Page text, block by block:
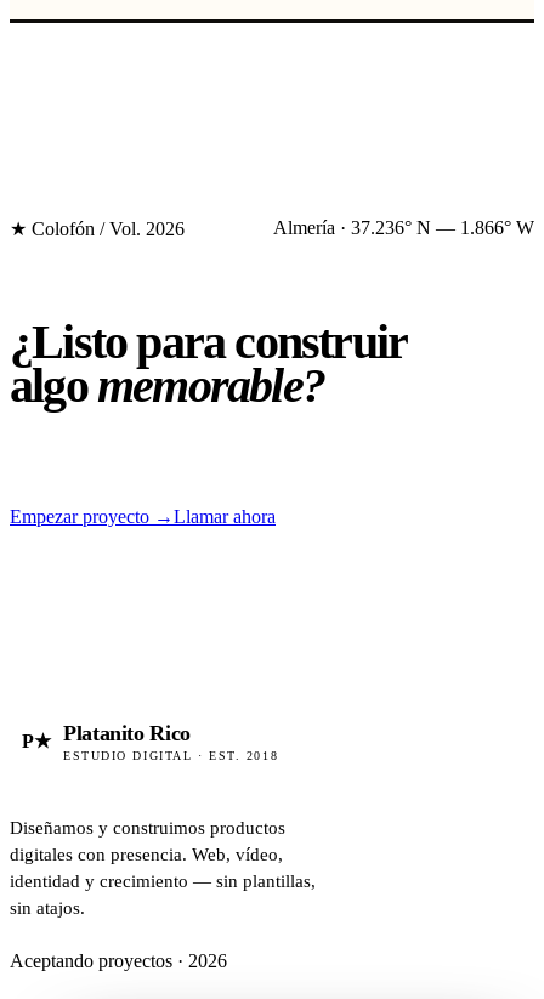
★ Colofón / Vol. 2026 Almería · 37.236° N — 1.866° W
¿Listo paraconstruir
algomemorable?
Empezar proyecto →Llamar ahora
P★ Platanito Rico
ESTUDIO DIGITAL · EST. 2018
Diseñamos y construimos productos
digitales con presencia. Web, vídeo,
identidad y crecimiento — sin plantillas,
sin atajos.
Aceptando proyectos · 2026